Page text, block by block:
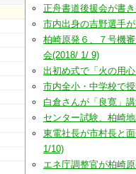
正舟書道後援会が書
市内出身の吉野選手
柏崎原発６、７号機
会(2018/ 1/ 9)
出初め式で「火の用
市内全小・中学校で
白倉さんが「良寛」
センター試験、柏崎
東電社長が市村長と
1/10)
エネ庁調整官が柏崎